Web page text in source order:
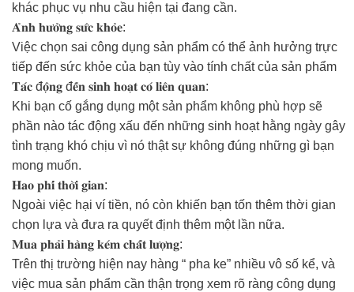
khác phục vụ nhu cầu hiện tại đang cần.
𝐀̉𝐧𝐡 𝐡𝐮̛𝐨̛̉𝐧𝐠 𝐬𝐮̛́𝐜 𝐤𝐡𝐨̉𝐞:
Việc chọn sai công dụng sản phẩm có thể ảnh hưởng trực
tiếp đến sức khỏe của bạn tùy vào tính chất của sản phẩm
𝐓𝐚́𝐜 đ𝐨̣̂𝐧𝐠 đ𝐞̂́𝐧 𝐬𝐢𝐧𝐡 𝐡𝐨𝐚̣𝐭 𝐜𝐨́ 𝐥𝐢𝐞̂𝐧 𝐪𝐮𝐚𝐧:
Khi bạn cố gắng dụng một sản phẩm không phù hợp sẽ
phần nào tác động xấu đến những sinh hoạt hằng ngày gây
tình trạng khó chịu vì nó thật sự không đúng những gì bạn
mong muốn.
𝐇𝐚𝐨 𝐩𝐡𝐢́ 𝐭𝐡𝐨̛̀𝐢 𝐠𝐢𝐚𝐧:
Ngoài việc hại ví tiền, nó còn khiến bạn tốn thêm thời gian
chọn lựa và đưa ra quyết định thêm một lần nữa.
𝐌𝐮𝐚 𝐩𝐡𝐚̉𝐢 𝐡𝐚̀𝐧𝐠 𝐤𝐞́𝐦 𝐜𝐡𝐚̂́𝐭 𝐥𝐮̛𝐨̛̣𝐧𝐠:
Trên thị trường hiện nay hàng “ pha ke” nhiều vô số kể, và
việc mua sản phẩm cần thận trọng xem rõ ràng công dụng